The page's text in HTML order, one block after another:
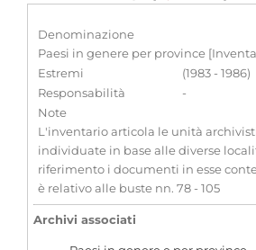
Denominazione
Paesi in genere per province
Estremi
(1983 - 1986)
Responsabilità
-
Note
L'inventario articola le unità
individuate in base alle diverse
riferimento i documenti in esse
è relativo alle buste nn. 78 - 105
Archivi associati